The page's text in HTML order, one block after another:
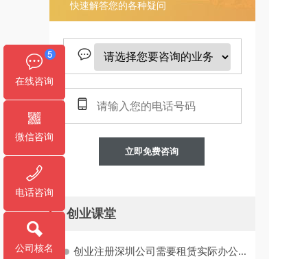
快速解答您的各种疑问
立即免费咨询
创业课堂
创业注册深圳公司需要租赁实际办公...
在线咨询
微信咨询
电话咨询
公司核名